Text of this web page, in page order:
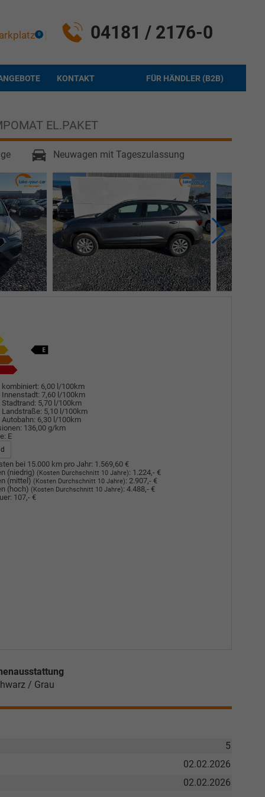
04181 / 2176-0
0
FÜR HÄNDLER (B2B)
KONTAKT
EL.PAKET
Neuwagen mit Tageszulassung
6,00 l/100km
7,60 l/100km
5,70 l/100km
5,10 l/100km
6,30 l/100km
136,00 g/km
E
bei 15.000 km pro Jahr: 1.569,60 €
(niedrig) (Kosten Durchschnitt 10 Jahre): 1.224,- €
(mittel) (Kosten Durchschnitt 10 Jahre): 2.907,- €
(hoch) (Kosten Durchschnitt 10 Jahre): 4.488,- €
107,- €
/ Grau
5
02.02.2026
02.02.2026